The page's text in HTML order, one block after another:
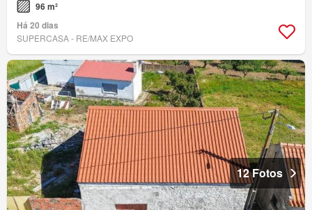
96 m²
Há 20 dias
SUPERCASA - RE/MAX EXPO
12 Fotos